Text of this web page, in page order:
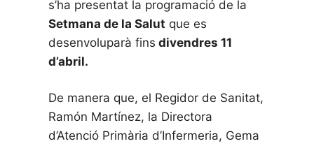
s’ha presentat la programació de la
Setmana de la Salut que es
desenvoluparà fins divendres 11
d’abril.
De manera que, el Regidor de Sanitat,
Ramón Martínez, la Directora
d’Atenció Primària d’Infermeria, Gema